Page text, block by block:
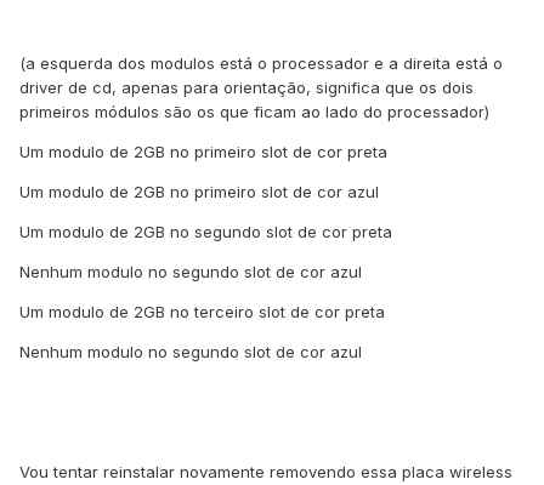
(a esquerda dos modulos está o processador e a direita está o
driver de cd, apenas para orientação, significa que os dois
primeiros módulos são os que ficam ao lado do processador)
Um modulo de 2GB no primeiro slot de cor preta
Um modulo de 2GB no primeiro slot de cor azul
Um modulo de 2GB no segundo slot de cor preta
Nenhum modulo no segundo slot de cor azul
Um modulo de 2GB no terceiro slot de cor preta
Nenhum modulo no segundo slot de cor azul
Vou tentar reinstalar novamente removendo essa placa wireless